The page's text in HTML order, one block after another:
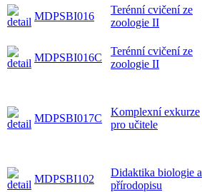
MDPSBI016
Terénní cvičení ze
zoologie II
MDPSBI016C
Terénní cvičení ze
zoologie II
MDPSBI017C
Komplexní exkurze
pro učitele
MDPSBI102
Didaktika biologie a
přírodopisu